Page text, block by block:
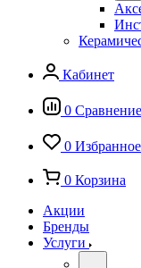
Кабинет
0 Сравнение
0 Избранное
0 Корзина
Акции
Бренды
Услуги